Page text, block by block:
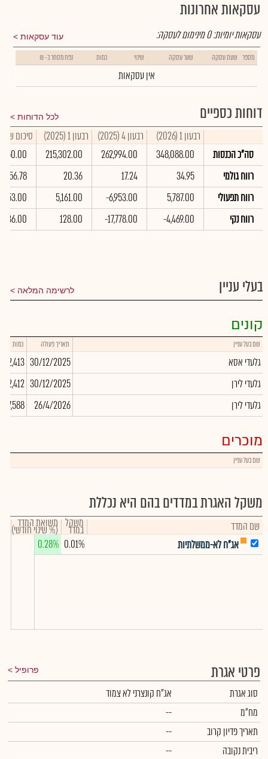
עסקאות אחרונות
עוד עסקאות עסקאות יומיות:0מינימום לעסקה:
מספר שעת עסקה שער עסקה שינוי כמות נפח מסחר ב- ₪
אין עסקאות
דוחות כספיים לכל הדוחות
רבעון 1 (2026) רבעון 4 (2025) רבעון 1 (2025)
סיכום שנתי
סה"כ הכנסות
348,088.00
262,994.00
215,302.00
רווח גולמי
34.95
17.24
20.36
56.78
רווח תפעולי
5,787.00
-6,953.00
5,161.00
רווח נקי
-4,469.00
-17,778.00
128.00
בעלי עניין לרשימה המלאה
קונים
שם בעל עניין תאריך פעולה כמות
גלעדי אסא 30/12/2025
242,413
גלעדי לירן
30/12/2025
242,412
גלעדי לירן
26/4/2026
7,588
מוכרים
שם בעל עניין
משקל האגרת במדדים בהם היא נכללת
שם המדד משקל
במדד תשואת המדד
(% שינוי חודשי)
אג"ח לא-ממשלתיות
0.01%
0.28%
פרטי אגרת פרופיל
סוג אגרת
אג"ח קונצרני לא צמוד
מח"מ
--
תאריך פדיון קרוב
--
ריבית נקובה
--